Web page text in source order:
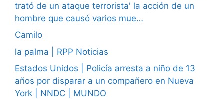
trató de un ataque terrorista' la acción de un
hombre que causó varios mue…
Camilo
la palma | RPP Noticias
Estados Unidos | Policía arresta a niño de 13
años por disparar a un compañero en Nueva
York | NNDC | MUNDO